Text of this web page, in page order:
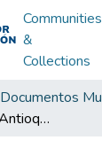
Communities
&
Collections
Documentos
Presupuesto Turbo Antioquia 2009: P Turbo Antioquia 2009